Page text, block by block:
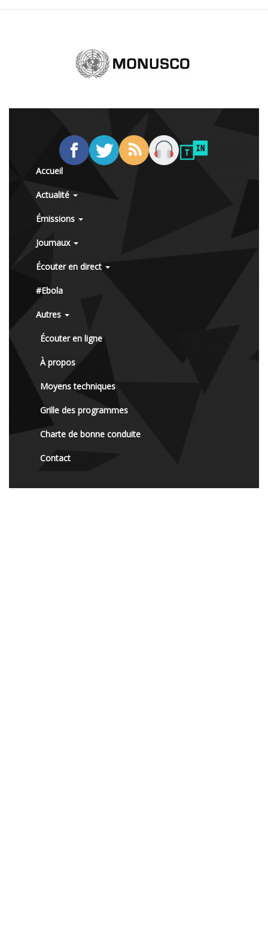
Accueil
Actualité
Émissions
Journaux
Écouter en direct
#Ebola
Autres
Écouter en ligne
À propos
Moyens techniques
Grille des programmes
Charte de bonne conduite
Contact